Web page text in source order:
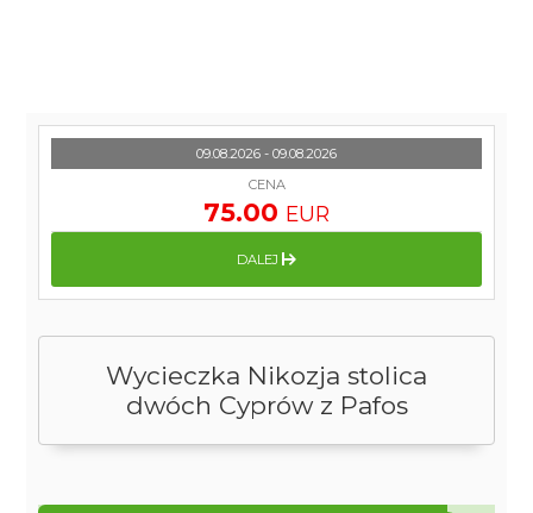
Wycieczka Nikozja stolica
dwóch Cyprów z Pafos
09.08.2026 - 09.08.2026
CENA
75.00 EUR
DALEJ